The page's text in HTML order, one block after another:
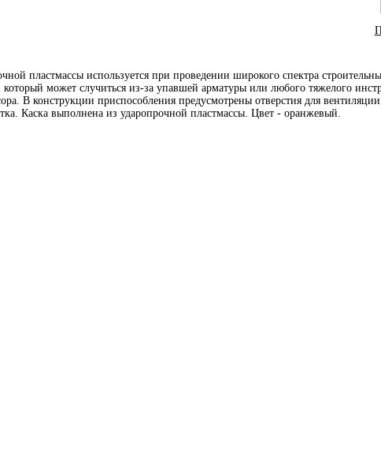
пластмассы используется при проведении широкого спектра
который может случиться из-за упавшей арматуры или любого тяжелого
В конструкции приспособления предусмотрены отверстия для
Каска выполнена из ударопрочной пластмассы. Цвет - оранжевый.